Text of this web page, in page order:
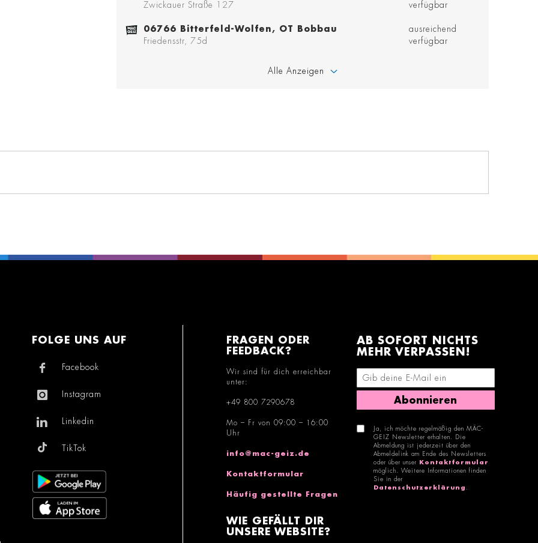
Zwickauer Straße 127
verfügbar
06766 Bitterfeld-Wolfen, OT Bobbau
Friedensstr, 75d
ausreichend
verfügbar
Alle Anzeigen
FOLGE UNS AUF
Facebook
Instagram
Linkedin
TikTok
FRAGEN ODER
FEEDBACK?
Wir sind für dich erreichbar
unter:
+49 800 7290678
Mo – Fr von 09:00 – 16:00
Uhr
info@mac-geiz.de
Kontaktformular
Häufig gestellte Fragen
WIE GEFÄLLT DIR
UNSERE WEBSITE?
AB SOFORT NICHTS
MEHR VERPASSEN!
E-Mail-Adresse eingeben
Abonnieren
Ja, ich möchte regelmäßig den MÄC-
GEIZ Newsletter erhalten. Die
Abmeldung ist jederzeit über den
Abmeldelink am Ende des Newsletters
oder über unser
Kontaktformular
möglich. Weitere Informationen finden
Sie in der
Datenschutzerklärung .